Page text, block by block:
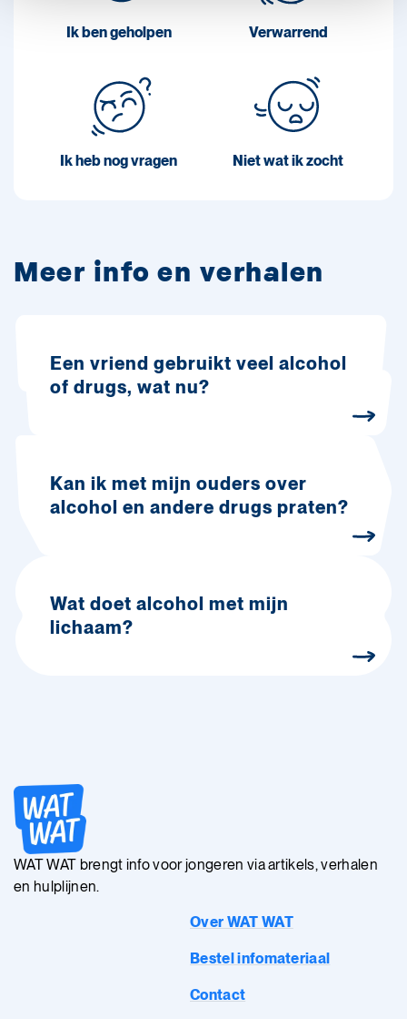
Ik ben geholpen Verwarrend
Ik heb nog vragen Niet wat ik zocht
Meer info en verhalen
Een vriend gebruikt veel alcohol
of drugs, wat nu?
Kan ik met mijn ouders over
alcohol en andere drugs praten?
Wat doet alcohol met mijn
lichaam?
WAT WAT brengt info voor jongeren via artikels, verhalen
en hulplijnen.
Over WAT WAT
Bestel infomateriaal
Contact